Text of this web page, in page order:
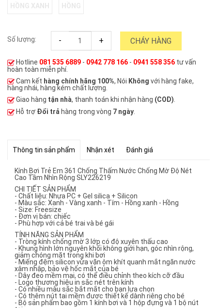
Số lượng: - + CHÁY HÀNG
Hotline 081 535 6889 - 0942 778 166 - 0941 558 356 tư vấn
hoàn toàn miễn phí.
Cam kết hàng chính hãng 100%, Nói Không với hàng fake,
hàng nhái, hàng kém chất lượng.
Giao hàng tận nhà, thanh toán khi nhận hàng (COD).
Hỗ trợ Đổi trả hàng trong vòng 7 ngày
Thông tin sản phẩm Nhận xét Đánh giá
Kính Bơi Trẻ Em 361 Chống Thấm Nước Chống Mờ Độ Nét
Cao Tầm Nhìn Rộng SLY226219
CHI TIẾT SẢN PHẨM
- Chất liệu: Nhựa PC + Gel silica + Silicon
- Màu sắc: Xanh - Vàng xanh - Tím - Hồng xanh - Hồng
- Size: Freesize
- Đơn vị bán: chiếc
- Phù hợp với cả bé trai và bé gái
TÍNH NĂNG SẢN PHẨM
- Tròng kính chống mờ 3 lớp có độ xuyên thấu cao
- Khung hình lớn nguyên khối không giới hạn, góc nhìn rộng,
giảm chóng mặt trong khi bơi
- Miếng đệm silicon vừa vặn ôm khít quanh mắt ngăn nước
xâm nhập, bảo vệ hốc mắt của bé
- Dây đeo mềm mại, có thể điều chỉnh theo kích cỡ đầu
- Logo thương hiệu in sắc nét trên kính
- Có nhiều màu sắc bắt mắt cho bạn lựa chọn
- Có thêm nút tai mềm được thiết kế dành riêng cho bé
- Bộ sản phẩm bao gồm 1 kính bơi và 1 hộp đựng và 1 bộ nút